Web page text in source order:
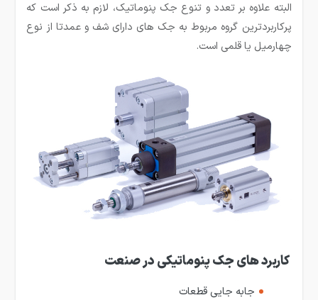
البته علاوه بر تعدد و تنوع جک پنوماتیک، لازم به ذکر است که
پرکاربردترین گروه مربوط به جک های دارای شف و عمدتا از نوع
چهارمیل یا قلمی است.
کاربرد های جک پنوماتیکی در صنعت
جابه جایی قطعات